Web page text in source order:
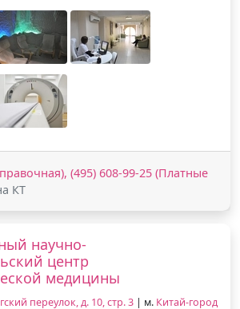
(495) 608-99-25 (Платные
КТ
научно-
центр
медицины
переулок, д. 10, стр. 3 | м. Китай-город